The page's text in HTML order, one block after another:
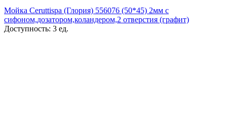
Мойка Ceruttispa (Глория) 556076 (50*45) 2мм с
сифоном,дозатором,коландером,2 отверстия (графит)
Доступность: 3 ед.